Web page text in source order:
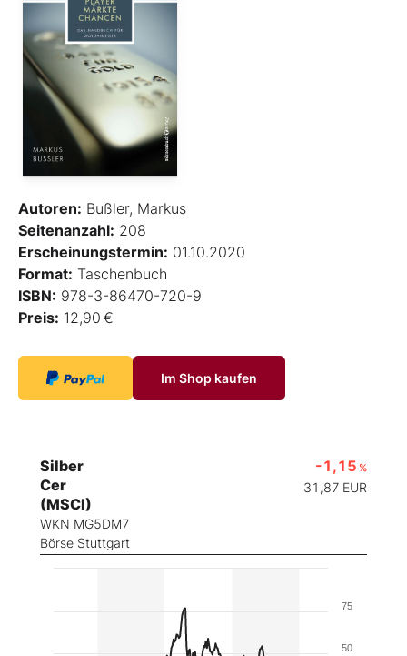
Autoren: Bußler, Markus
Seitenanzahl: 208
Erscheinungstermin: 01.10.2020
Format: Taschenbuch
ISBN: 978-3-86470-720-9
Preis: 12,90 €
Im Shop kaufen
Silber
Cer
(MSCI)
WKN MG5DM7
Börse Stuttgart
-1,15 %
31,87 EUR
50
75